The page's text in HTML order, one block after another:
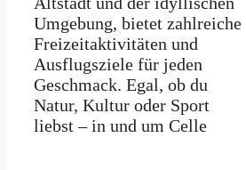
Umgebung, bietet zahlreiche
Freizeitaktivitäten und
Ausflugsziele für jeden
Geschmack. Egal, ob du
Natur, Kultur oder Sport
liebst – in und um Celle